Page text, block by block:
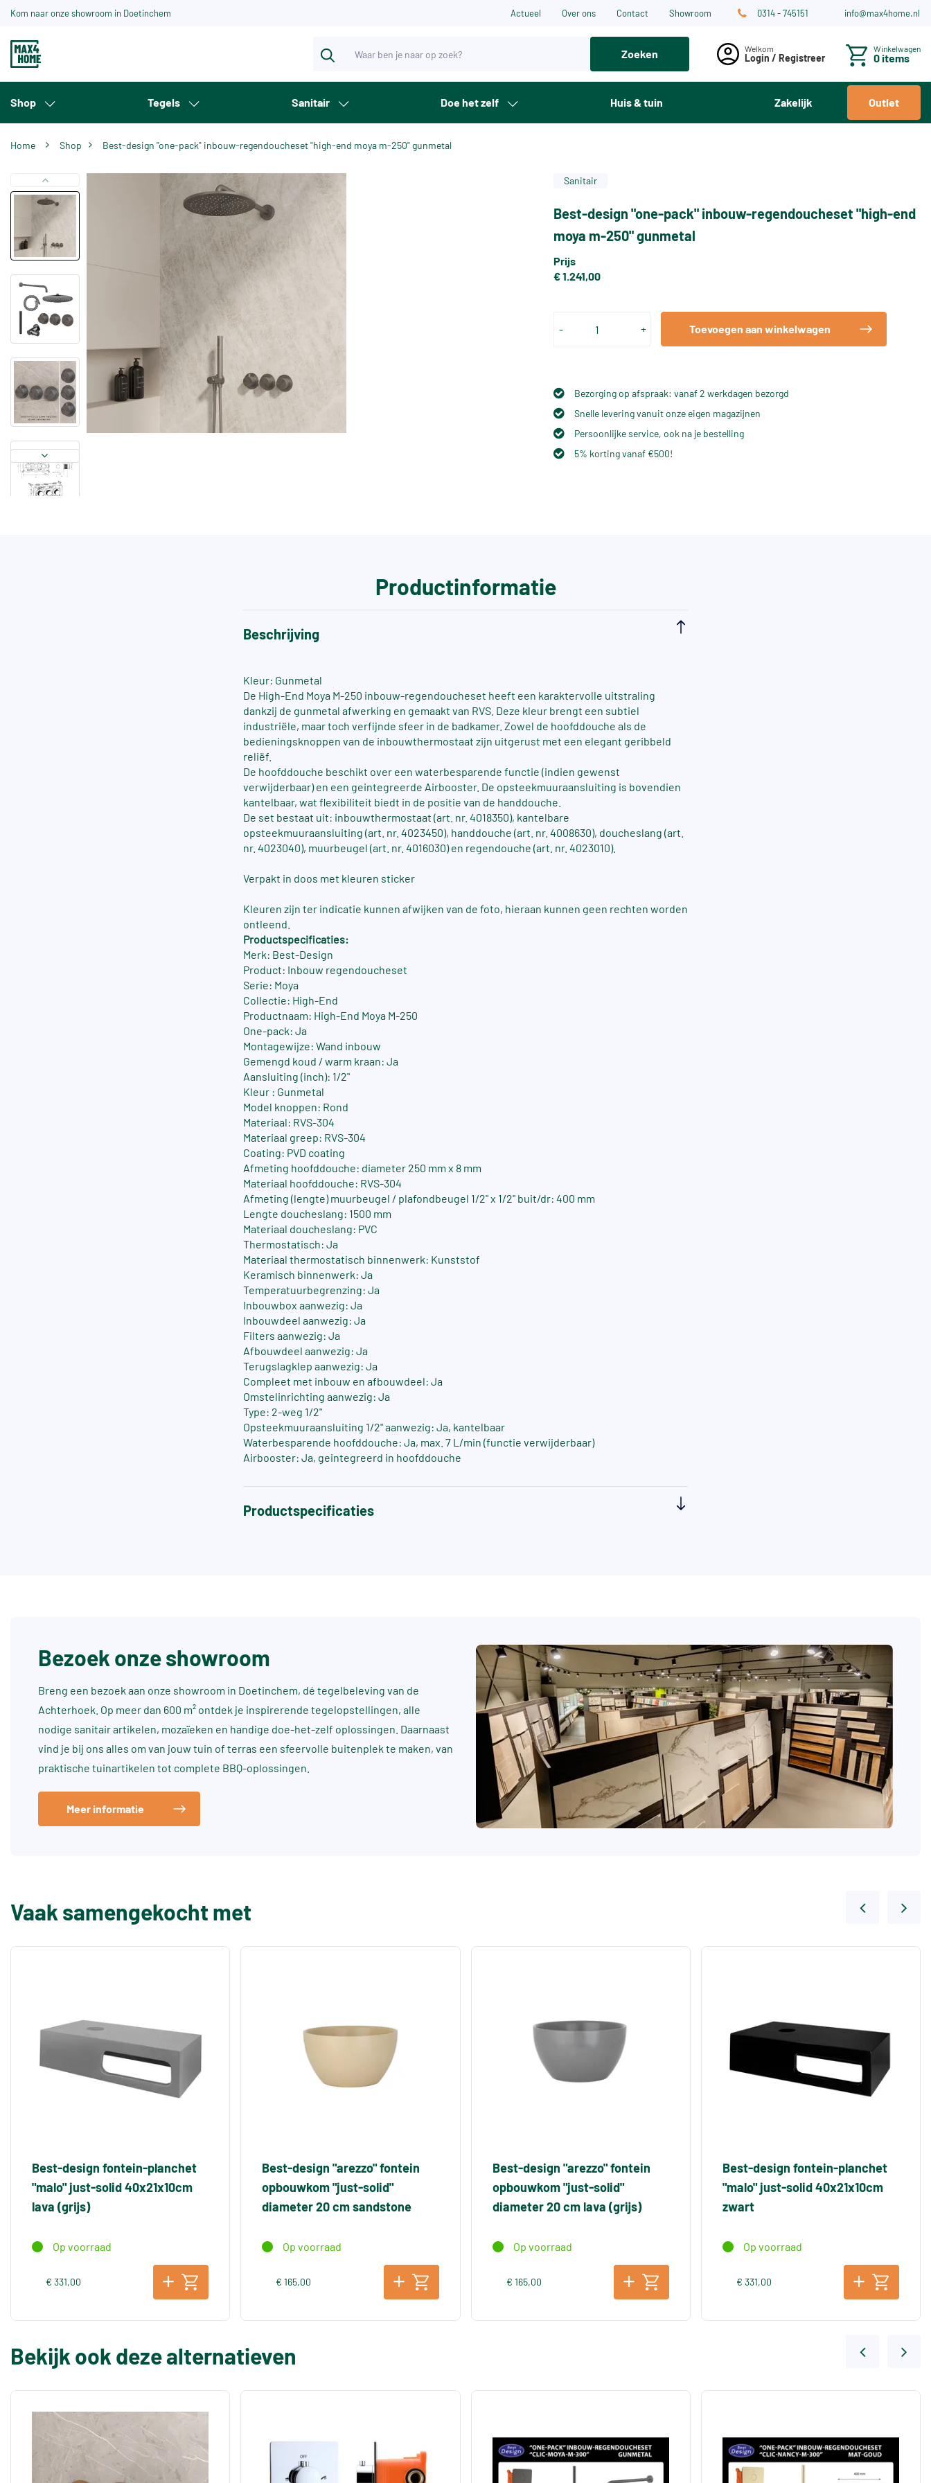
Kom naar onze showroom in Doetinchem Actueel Over ons Contact Showroom 0314 - 745151 info@max4home.nl
Zoeken Login / Registreer
Winkelwagen
0 items
Shop Tegels Sanitair Doe het zelf Huis & tuin Zakelijk Outlet
Home Shop Best-design "one-pack" inbouw-regendoucheset "high-end moya m-250" gunmetal
Sanitair
Best-design "one-pack" inbouw-regendoucheset "high-end
moya m-250" gunmetal
Prijs
€ 1.241,00
- + Toevoegen aan winkelwagen
Bezorging op afspraak: vanaf 2 werkdagen bezorgd
Snelle levering vanuit onze eigen magazijnen
Persoonlijke service, ook na je bestelling
5% korting vanaf €500!
Productinformatie
Beschrijving
Kleur: Gunmetal
De High-End Moya M-250 inbouw-regendoucheset heeft een karaktervolle uitstraling
dankzij de gunmetal afwerking en gemaakt van RVS. Deze kleur brengt een subtiel
industriële, maar toch verfijnde sfeer in de badkamer. Zowel de hoofddouche als de
bedieningsknoppen van de inbouwthermostaat zijn uitgerust met een elegant geribbeld
reliëf.
De hoofddouche beschikt over een waterbesparende functie (indien gewenst
verwijderbaar) en een geintegreerde Airbooster. De opsteekmuuraansluiting is bovendien
kantelbaar, wat flexibiliteit biedt in de positie van de handdouche.
De set bestaat uit: inbouwthermostaat (art. nr. 4018350), kantelbare
opsteekmuuraansluiting (art. nr. 4023450), handdouche (art. nr. 4008630), doucheslang (art.
nr. 4023040), muurbeugel (art. nr. 4016030) en regendouche (art. nr. 4023010).
Verpakt in doos met kleuren sticker
Kleuren zijn ter indicatie kunnen afwijken van de foto, hieraan kunnen geen rechten worden
ontleend.
Productspecificaties:
Merk: Best-Design
Product: Inbouw regendoucheset
Serie: Moya
Collectie: High-End
Productnaam: High-End Moya M-250
One-pack: Ja
Montagewijze: Wand inbouw
Gemengd koud / warm kraan: Ja
Aansluiting (inch): 1/2"
Kleur : Gunmetal
Model knoppen: Rond
Materiaal: RVS-304
Materiaal greep: RVS-304
Coating: PVD coating
Afmeting hoofddouche: diameter 250 mm x 8 mm
Materiaal hoofddouche: RVS-304
Afmeting (lengte) muurbeugel / plafondbeugel 1/2" x 1/2" buit/dr: 400 mm
Lengte doucheslang: 1500 mm
Materiaal doucheslang: PVC
Thermostatisch: Ja
Materiaal thermostatisch binnenwerk: Kunststof
Keramisch binnenwerk: Ja
Temperatuurbegrenzing: Ja
Inbouwbox aanwezig: Ja
Inbouwdeel aanwezig: Ja
Filters aanwezig: Ja
Afbouwdeel aanwezig: Ja
Terugslagklep aanwezig: Ja
Compleet met inbouw en afbouwdeel: Ja
Omstelinrichting aanwezig: Ja
Type: 2-weg 1/2"
Opsteekmuuraansluiting 1/2" aanwezig: Ja, kantelbaar
Waterbesparende hoofddouche: Ja, max. 7 L/min (functie verwijderbaar)
Airbooster: Ja, geintegreerd in hoofddouche
Productspecificaties
Bezoek onze showroom
Breng een bezoek aan onze showroom in Doetinchem, dé tegelbeleving van de
Achterhoek. Op meer dan 600 m² ontdek je inspirerende tegelopstellingen, alle
nodige sanitair artikelen, mozaïeken en handige doe-het-zelf oplossingen. Daarnaast
vind je bij ons alles om van jouw tuin of terras een sfeervolle buitenplek te maken, van
praktische tuinartikelen tot complete BBQ-oplossingen.
Meer informatie
Vaak samengekocht met
Best-design fontein-planchet
"malo" just-solid 40x21x10cm
lava (grijs)
Op voorraad
€ 331,00
Best-design "arezzo" fontein
opbouwkom "just-solid"
diameter 20 cm sandstone
Op voorraad
€ 165,00
Best-design "arezzo" fontein
opbouwkom "just-solid"
diameter 20 cm lava (grijs)
Op voorraad
€ 165,00
Best-design fontein-planchet
"malo" just-solid 40x21x10cm
zwart
Op voorraad
€ 331,00
Bekijk ook deze alternatieven